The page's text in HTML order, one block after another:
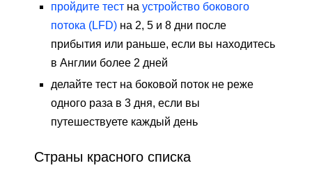
пройдите тест на устройство бокового
потока (LFD) на 2, 5 и 8 дни после
прибытия или раньше, если вы находитесь
в Англии более 2 дней
делайте тест на боковой поток не реже
одного раза в 3 дня, если вы
путешествуете каждый день
Страны красного списка